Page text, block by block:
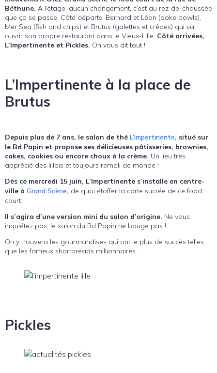
Béthune. A l’étage, aucun changement, c’est au rez-de-chaussée
que ça se passe. Côté départs, Bernard et Léon (poke bowls),
Mer Sea (fish and chips) et Brutus (galettes et crêpes) qui va
ouvrir son propre restaurant dans le Vieux-Lille. Côté arrivées,
L’Impertinente et Pickles. On vous dit tout !
L’Impertinente à la place de
Brutus
Depuis plus de 7 ans, le salon de thé L’Impertinente, situé sur
le Bd Papin et propose ses délicieuses pâtisseries, brownies,
cakes, cookies ou encore choux à la crème. Un lieu très
apprécié des lillois et toujours rempli de monde !
Dès ce mercredi 15 juin, L’Impertinente s’installe en centre-
ville à Grand Scène, de quoi étoffer la carte sucrée de ce food
court.
Il s’agira d’une version mini du salon d’origine. Ne vous
inquiétez pas, le salon du Bd Papin ne bouge pas !
On y trouvera les gourmandises qui ont le plus de succès telles
que les fameux shortbreads millionnaires.
Pickles